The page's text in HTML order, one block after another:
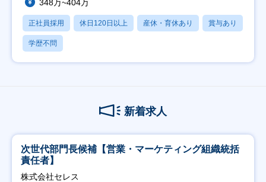
348万~404万
正社員採用 休日120日以上 産休・育休あり 賞与あり
学歴不問
新着求人
次世代部門長候補【営業・マーケティング組織統括
責任者】
株式会社セレス